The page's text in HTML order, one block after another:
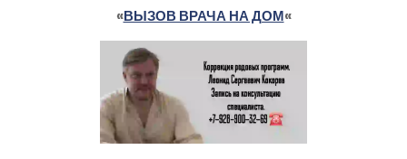
«ВЫЗОВ ВРАЧА НА ДОМ«